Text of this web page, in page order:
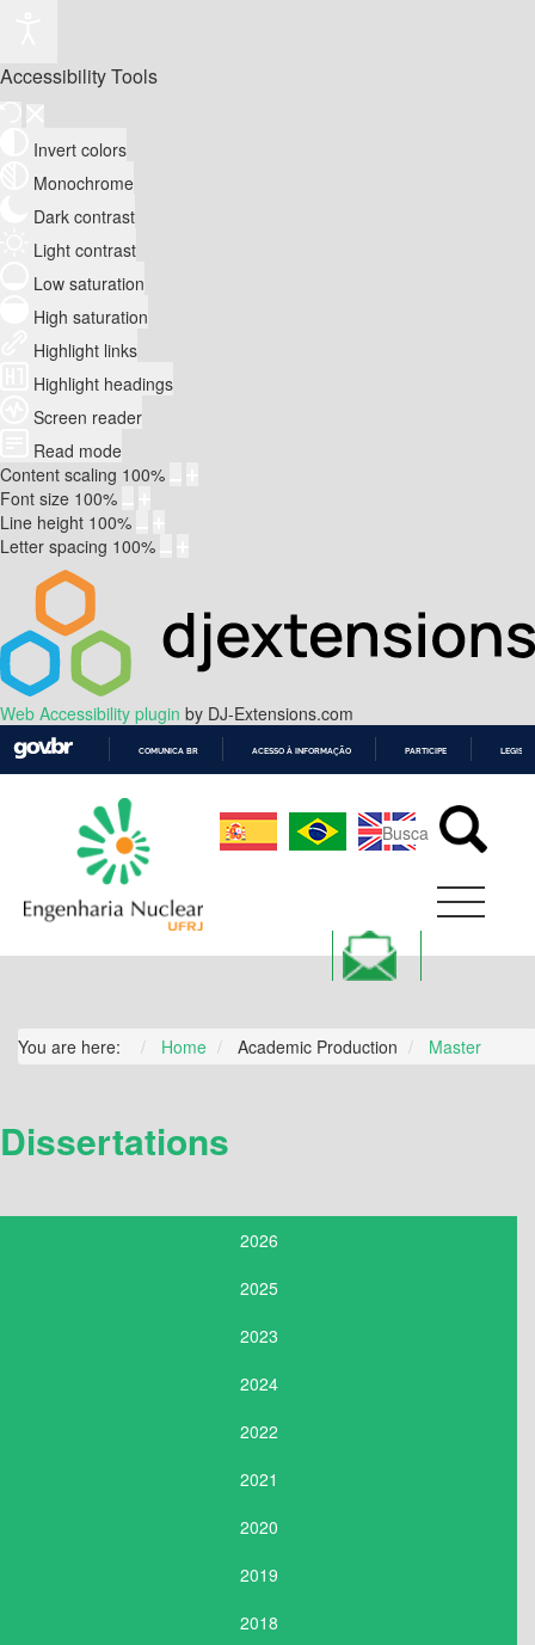
Accessibility Tools
Invert colors
Monochrome
Dark contrast
Light contrast
Low saturation
High saturation
Highlight links
Highlight headings
Screen reader
Read mode
Content scaling 100%
Font size 100%
Line height 100%
Letter spacing 100%
Web Accessibility plugin by DJ-Extensions.com
CONTEÚDO
COMUNICA BR ACESSO À INFORMAÇÃO PARTICIPE
You are here: Home Academic Production Master
Dissertations
2026
2025
2023
2024
2022
2021
2020
2019
2018